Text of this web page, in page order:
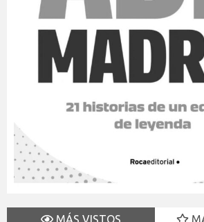
MÁS VISTOS